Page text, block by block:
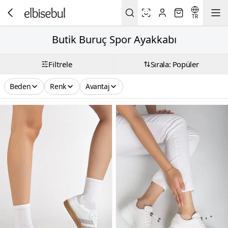
TR
Butik Buruç Spor Ayakkabı
Filtrele Sırala: Popüler
Beden Renk Avantaj